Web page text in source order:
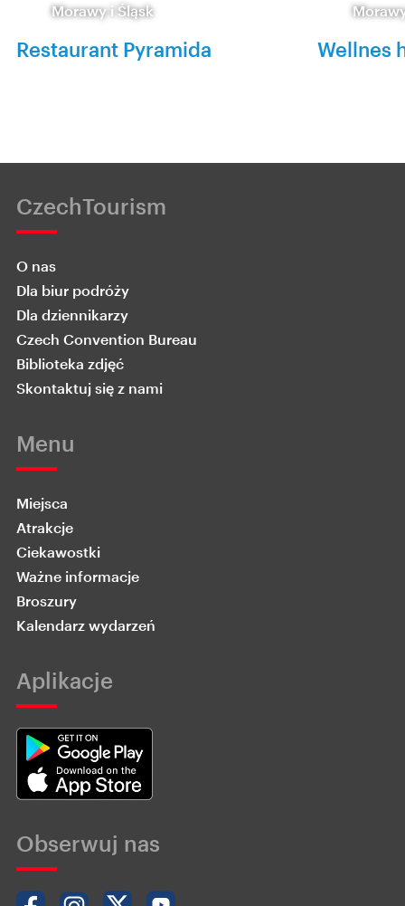
Morawy i Śląsk
Restaurant Pyramida Wellnes
CzechTourism
O nas
Dla biur podróży
Dla dziennikarzy
Czech Convention Bureau
Biblioteka zdjęć
Skontaktuj się z nami
Menu
Miejsca
Atrakcje
Ciekawostki
Ważne informacje
Broszury
Kalendarz wydarzeń
Aplikacje
Obserwuj nas